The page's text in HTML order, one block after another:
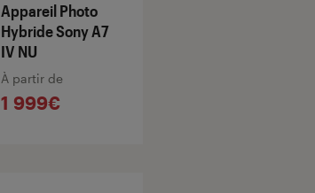
Appareil Photo
Hybride Sony A7
IV NU
À partir de
1 999€